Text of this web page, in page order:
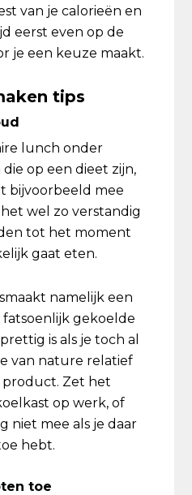
van je calorieën en
eerst even op de
je een keuze maakt.
tips
lunch onder
op een dieet zijn,
bijvoorbeeld mee
wel zo verstandig
tot het moment
gaat eten.
namelijk een
gekoelde
is als je toch al
van nature relatief
product. Zet het
op werk, of
niet mee als je daar
hebt.
toe